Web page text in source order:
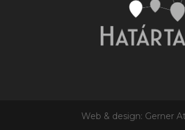
Web & design: Gerner